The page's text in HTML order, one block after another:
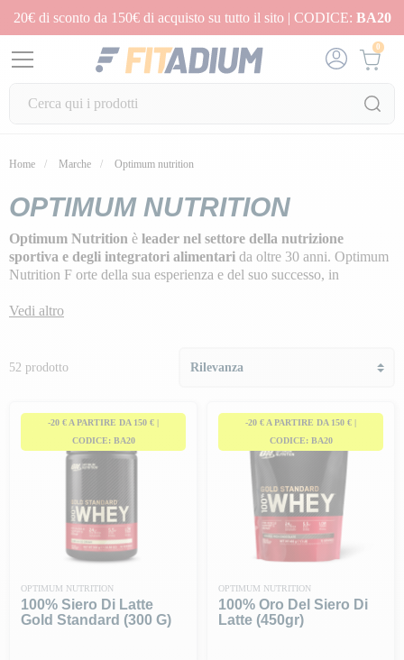
20€ di sconto da 150€ di acquisto su tutto il sito | CODICE: BA20
0
Home Marche Optimum nutrition
OPTIMUM NUTRITION
Optimum Nutrition è leader nel settore della nutrizione
sportiva e degli integratori alimentari da oltre 30 anni. Optimum
Nutrition F orte della sua esperienza e del suo successo, in
Mass gainer
accuratamente selezionati e offrendo gusti originali e deliziosi. La
e professionisti dello sport,
Optimum Nutritionvi supporta in ogni
momento della giornata con
pre-workout, intra-
workout e post-workout.
Vedi altro
52 prodotto
-20 € A PARTIRE DA 150 € |
CODICE: BA20
OPTIMUM NUTRITION
100% Siero Di Latte
Gold Standard (300 G)
-20 € A PARTIRE DA 150 € |
CODICE: BA20
OPTIMUM NUTRITION
100% Oro Del Siero Di
Latte (450gr)